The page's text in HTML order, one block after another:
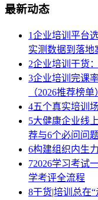
最新动态
1企业培训平台
实测数据到落地
2企业培训干货
3企业培训完课
（2026推荐榜单
4五个真实培训
5大健康企业线
荐与6个必问问题
6构建组织内生
72026学习考试
学考评全流程
8干货|培训总在